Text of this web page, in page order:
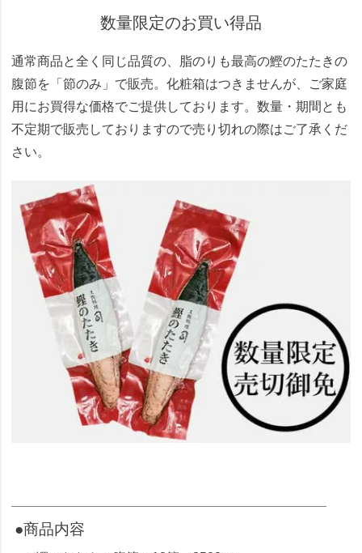
数量限定のお買い得品
通常商品と全く同じ品質の、脂のりも最高の鰹のたたきの
腹節を「節のみ」で販売。化粧箱はつきませんが、ご家庭
用にお買得な価格でご提供しております。数量・期間とも
不定期で販売しておりますので売り切れの際はご了承くだ
さい。
●商品内容